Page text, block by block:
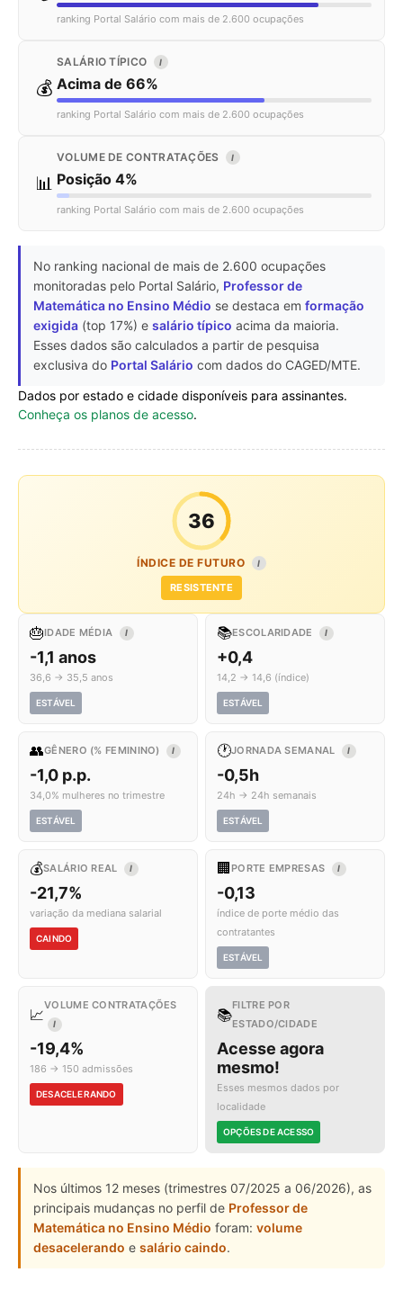
ranking Portal Salário com mais de 2.600 ocupações
💰
SALÁRIO TÍPICO I
Acima de 66%
ranking Portal Salário com mais de 2.600 ocupações
📊
VOLUME DE CONTRATAÇÕES I
Posição 4%
ranking Portal Salário com mais de 2.600 ocupações
No ranking nacional de mais de 2.600 ocupações
monitoradas pelo Portal Salário, Professor de
Matemática no Ensino Médio se destaca em formação
exigida (top 17%) e salário típico acima da maioria.
Esses dados são calculados a partir de pesquisa
exclusiva do Portal Salário com dados do CAGED/MTE.
Dados por estado e cidade disponíveis para assinantes.
Conheça os planos de acesso.
36
ÍNDICE DE FUTURO I
RESISTENTE
🎂IDADE MÉDIA I
-1,1 anos
36,6 → 35,5 anos
ESTÁVEL
📚ESCOLARIDADE I
+0,4
14,2 → 14,6 (índice)
ESTÁVEL
👥GÊNERO (% FEMININO) I
-1,0 p.p.
34,0% mulheres no trimestre
ESTÁVEL
🕐JORNADA SEMANAL I
-0,5h
24h → 24h semanais
ESTÁVEL
💰SALÁRIO REAL I
-21,7%
variação da mediana salarial
CAINDO
🏢 PORTE EMPRESAS I
-0,13
índice de porte médio das
contratantes
ESTÁVEL
📈
VOLUME CONTRATAÇÕES
I
-19,4%
186 → 150 admissões
DESACELERANDO
📚
FILTRE POR
ESTADO/CIDADE
Acesse agora
mesmo!
Esses mesmos dados por
localidade
OPÇÕES DE ACESSO
Nos últimos 12 meses (trimestres 07/2025 a 06/2026), as
principais mudanças no perfil de Professor de
Matemática no Ensino Médio foram: volume
desacelerando e salário caindo.